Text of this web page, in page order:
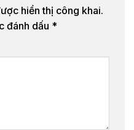
hiển thị công khai.
đánh dấu *